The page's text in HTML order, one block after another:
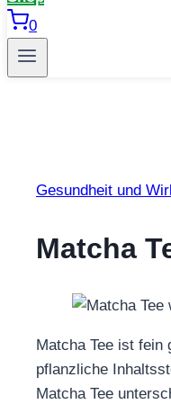
0
Gesundheit und
Matcha
Matcha Tee ist fein
pflanzliche
Matcha Tee